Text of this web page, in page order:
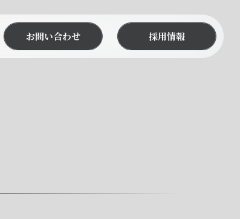
お問い合わせ 採用情報